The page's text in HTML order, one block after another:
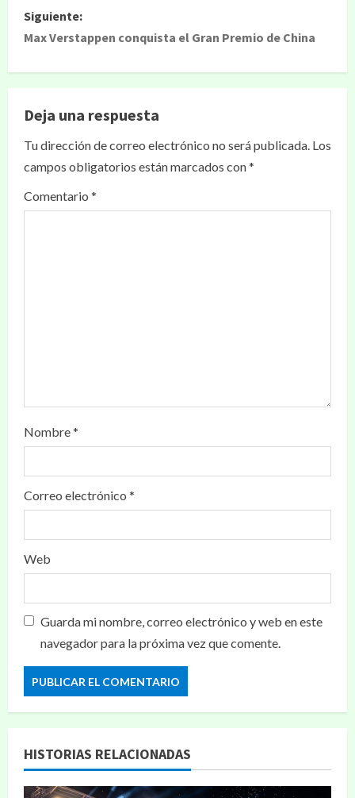
Siguiente:
Max Verstappen conquista el Gran Premio de China
Deja una respuesta
Tu dirección de correo electrónico no será publicada. Los
campos obligatorios están marcados con*
Comentario *
Nombre*
Correo electrónico *
Web
Guarda mi nombre, correo electrónico y web en este
navegador para la próxima vez que comente.
HISTORIAS RELACIONADAS